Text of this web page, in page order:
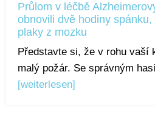
Průlom v léčbě
obnovili dvě hodiny
plaky z mozku
Představte si, že v rohu vaší
malý požár. Se správným
[weiterlesen]